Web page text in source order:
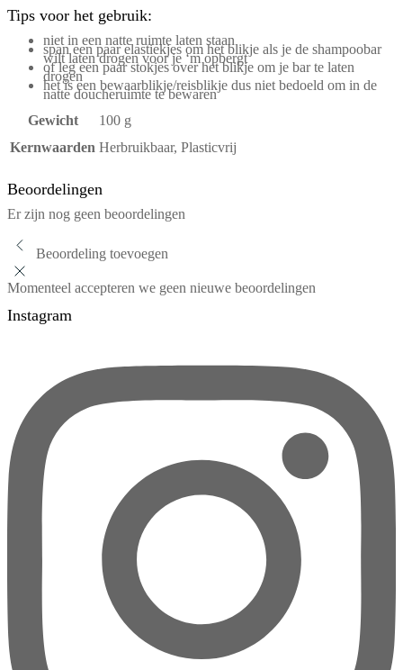
Tips voor het gebruik:
niet in een natte ruimte laten staan
span een paar elastiekjes om het blikje als je de shampoobar
wilt laten drogen voor je ‘m opbergt
of leg een paar stokjes over het blikje om je bar te laten
drogen
het is een bewaarblikje/reisblikje dus niet bedoeld om in de
natte doucheruimte te bewaren
Gewicht
100 g
Kernwaarden Herbruikbaar, Plasticvrij
Beoordelingen
Er zijn nog geen beoordelingen
Beoordeling toevoegen
Momenteel accepteren we geen nieuwe beoordelingen
Instagram